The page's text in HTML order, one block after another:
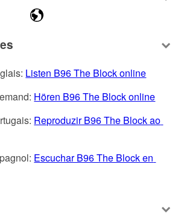
Listen B96 The Block online
Hören B96 The Block online
Reproduzir B96 The Block ao
Escuchar B96 The Block en